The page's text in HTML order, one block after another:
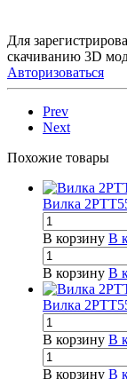
Для
скачиванию 3D
Авторизоваться
Prev
Next
Похожие товары
Вилка
В корзину В
В корзину В
Вилка
В корзину В
В корзину В